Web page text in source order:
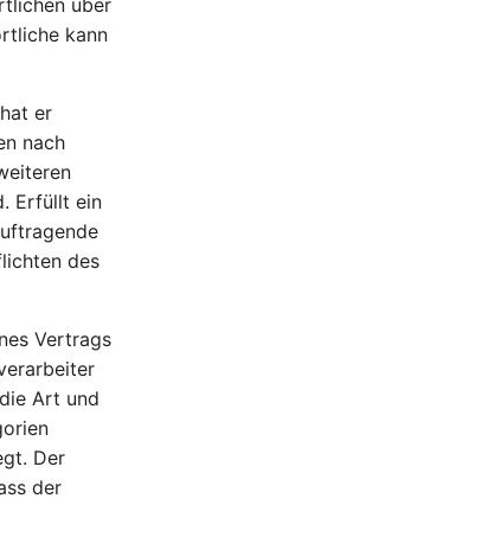
über
kann
er
nach
Erfüllt ein
des
Vertrags
Art und
Der
der